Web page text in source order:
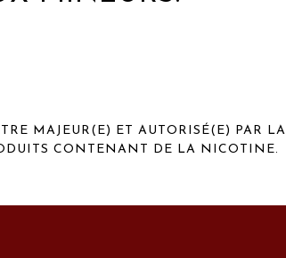
MAJEUR(E) ET AUTORISÉ(E) PAR LA
CONTENANT DE LA NICOTINE.